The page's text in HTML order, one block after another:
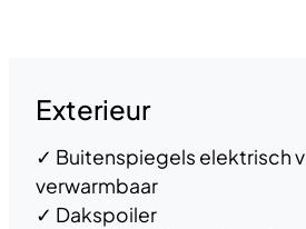
Exterieur
✓ Buitenspiegels elektrisch
verwarmbaar
✓ Dakspoiler